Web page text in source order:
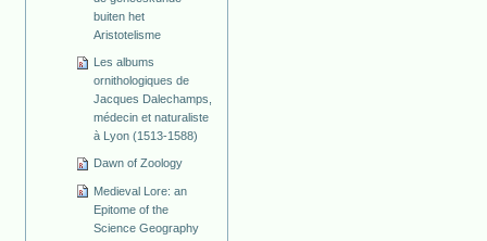
buiten het
Aristotelisme
Les albums
ornithologiques de
Jacques Dalechamps,
médecin et naturaliste
à Lyon (1513-1588)
Dawn of Zoology
Medieval Lore: an
Epitome of the
Science Geography